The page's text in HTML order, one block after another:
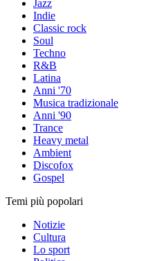
Jazz
Indie
Classic rock
Soul
Techno
R&B
Latina
Anni '70
Musica tradizionale
Anni '90
Trance
Heavy metal
Ambient
Discofox
Gospel
Temi più popolari
Notizie
Cultura
Lo sport